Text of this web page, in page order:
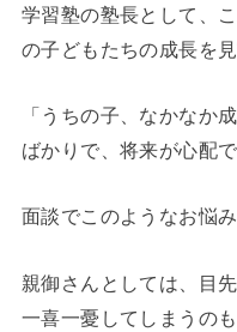
学習塾の塾長として、
の子どもたちの成長を
「うちの子、なかなか
ばかりで、将来が心配で
面談でこのようなお悩
親御さんとしては、目
一喜一憂してしまうの